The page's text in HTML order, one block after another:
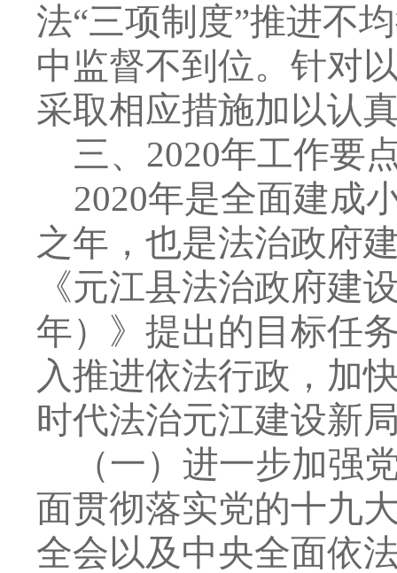
法“三项制度”推进不
中监督不到位。针对
采取相应措施加以认
三、 2020年工作要
2020年是全面建成
之年，也是法治政府
《元江县法治政府建
年）》提出的目标任
入推进依法行政，加
时代法治元江建设新
（一）进一步加强
面贯彻落实党的十九
全会以及 中央全面依